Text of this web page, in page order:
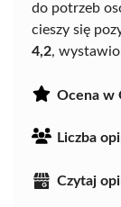
do potrzeb
cieszy się
4,2,
Ocena w
Liczba
Czytaj